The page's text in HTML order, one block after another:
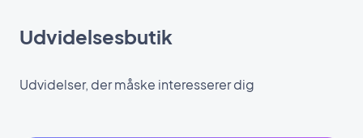
Udvidelsesbutik
Udvidelser, der måske interesserer dig